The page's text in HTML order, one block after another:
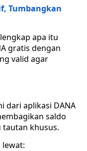
Tumbangkan
apa itu
gratis dengan
valid agar
dari aplikasi DANA
saldo
tautan khusus.
lewat: